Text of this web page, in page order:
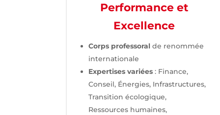
Performance et
Excellence
Corps professoral de renommée
internationale
Expertises variées : Finance,
Conseil, Énergies, Infrastructures,
Transition écologique,
Ressources humaines,